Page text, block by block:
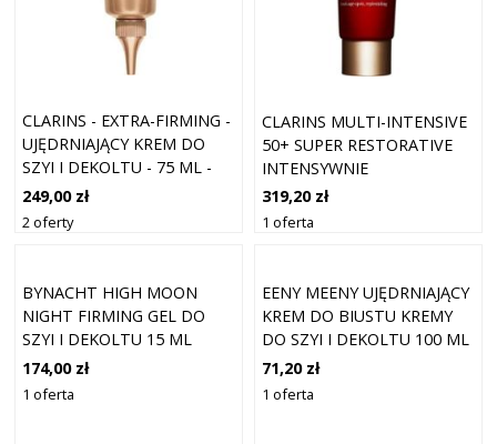
CLARINS - EXTRA-FIRMING -
UJĘDRNIAJĄCY KREM DO
SZYI I DEKOLTU - 75 ML -
DLA KOBIET
249,00 zł
2 oferty
CLARINS MULTI-INTENSIVE
50+ SUPER RESTORATIVE
INTENSYWNIE
REGENERUJĄCY KREM DO
PIELĘGNACJI SZYI I
319,20 zł
1 oferta
BYNACHT HIGH MOON
NIGHT FIRMING GEL DO
SZYI I DEKOLTU 15 ML
174,00 zł
1 oferta
EENY MEENY UJĘDRNIAJĄCY
KREM DO BIUSTU KREMY
DO SZYI I DEKOLTU 100 ML
71,20 zł
1 oferta